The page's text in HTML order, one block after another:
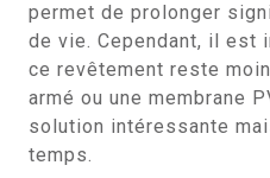
permet de prolonger
de vie. Cependant, il est
ce revêtement reste
armé ou une membrane
solution intéressante
temps.